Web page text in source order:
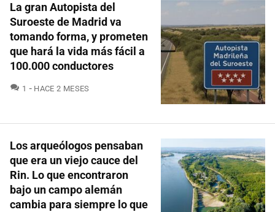
La gran Autopista del
Suroeste de Madrid va
tomando forma, y prometen
que hará la vida más fácil a
100.000 conductores
1 COMENTARIOS
HACE 2 MESES
Los arqueólogos pensaban
que era un viejo cauce del
Rin. Lo que encontraron
bajo un campo alemán
cambia para siempre lo que